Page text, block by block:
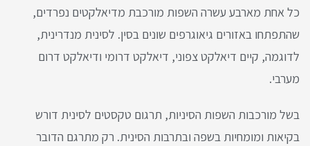
כל אחת מארבע עשרה השפות מורכבת מדיאלקטים נפרדים,
שהתפתחו באזורים גיאוגרפים שונים בסין. לסינית מנדרינית,
לדוגמה, קיים דיאלקט צפוני, דיאלקט דרומי ודיאלקט דרום
מערבי.
בשל מורכבות השפות הסיניות, תרגום טקסטים לסינית דורש
בקיאות ומומחיות בשפה ובתרבות הסינית. רק מתרגם הדובר